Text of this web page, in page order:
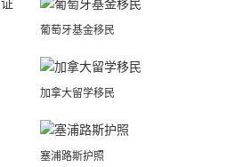
葡萄牙基金移民
加拿大留学移民
塞浦路斯护照